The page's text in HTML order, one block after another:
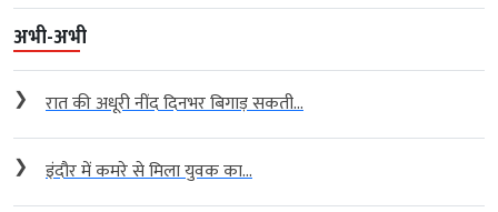
अभी-अभी
❯ रात की अधूरी नींद दिनभर बिगाड़ सकती...
❯ इंदौर में कमरे से मिला युवक का...